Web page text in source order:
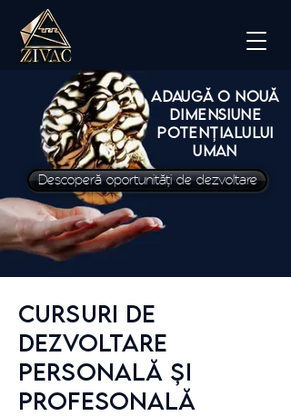
ADAUGĂ O NOUĂ
DIMENSIUNE
POTENȚIALULUI
UMAN
Descoperă oportunități de dezvoltare
CURSURI DE
DEZVOLTARE
PERSONALĂ ȘI
PROFESONALĂ